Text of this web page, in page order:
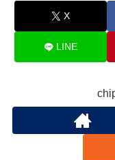
X
LINE